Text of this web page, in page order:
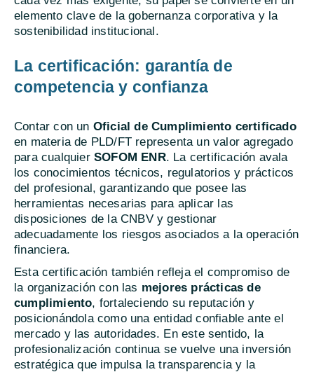
elemento clave de la gobernanza corporativa y la
sostenibilidad institucional.
La certificación: garantía de
competencia y confianza
Contar con un Oficial de Cumplimiento certificado
en materia de PLD/FT representa un valor agregado
para cualquier SOFOM ENR. La certificación avala
los conocimientos técnicos, regulatorios y prácticos
del profesional, garantizando que posee las
herramientas necesarias para aplicar las
disposiciones de la CNBV y gestionar
adecuadamente los riesgos asociados a la operación
financiera.
Esta certificación también refleja el compromiso de
la organización con las mejores prácticas de
cumplimiento, fortaleciendo su reputación y
posicionándola como una entidad confiable ante el
mercado y las autoridades. En este sentido, la
profesionalización continua se vuelve una inversión
estratégica que impulsa la transparencia y la